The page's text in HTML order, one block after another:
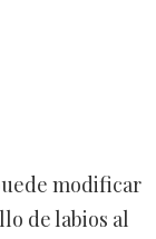
modificar
de labios al